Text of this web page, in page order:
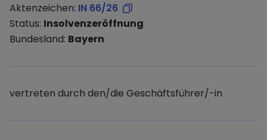
Aktenzeichen: IN 66/26
Status: Insolvenzeröffnung
Bundesland: Bayern
vertreten durch den/die Geschäftsführer/-in